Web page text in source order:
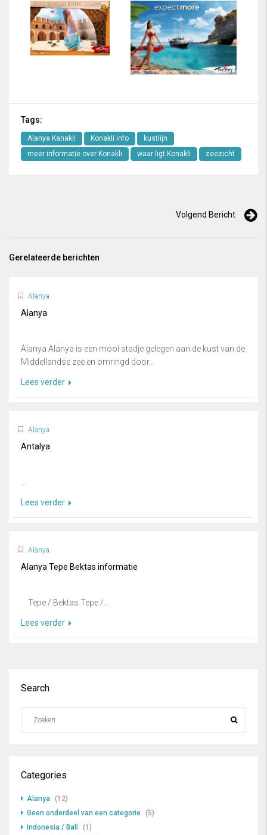
Tags:
Alanya Kanakli Konakli info
kustlijn
meer informatie over Konakli
waar ligt Konakli zeezicht
Volgend Bericht
Gerelateerde berichten
Alanya
Alanya
Alanya Alanya is een mooi stadje gelegen aan de kust van de
Middellandse zee en omringd door...
Lees verder
Alanya
Antalya
Lees verder
Alanya
Alanya Tepe Bektas informatie
Tepe / Bektas Tepe /...
Lees verder
Search
Categories
Alanya (12)
Geen onderdeel van een categorie (5)
Indonesia / Bali
(1)